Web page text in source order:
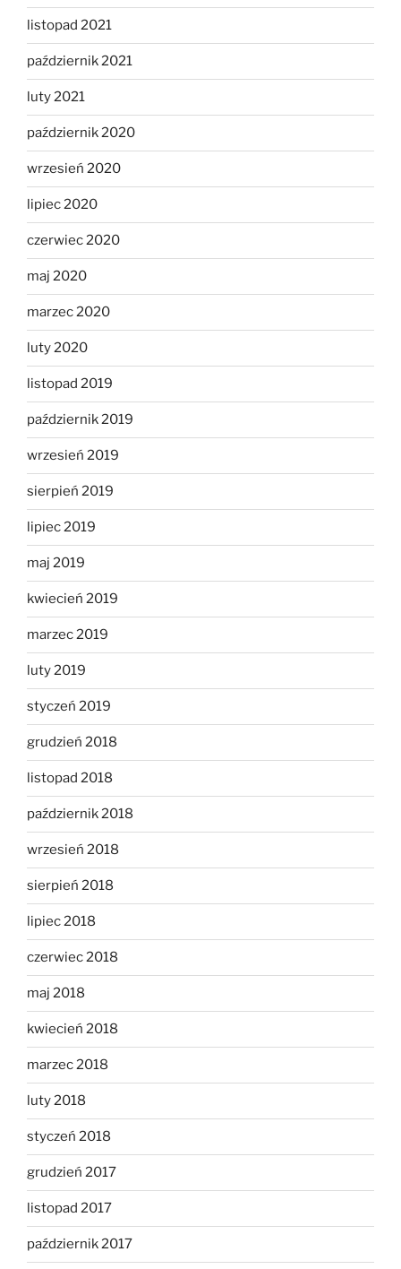
listopad 2021
październik 2021
luty 2021
październik 2020
wrzesień 2020
lipiec 2020
czerwiec 2020
maj 2020
marzec 2020
luty 2020
listopad 2019
październik 2019
wrzesień 2019
sierpień 2019
lipiec 2019
maj 2019
kwiecień 2019
marzec 2019
luty 2019
styczeń 2019
grudzień 2018
listopad 2018
październik 2018
wrzesień 2018
sierpień 2018
lipiec 2018
czerwiec 2018
maj 2018
kwiecień 2018
marzec 2018
luty 2018
styczeń 2018
grudzień 2017
listopad 2017
październik 2017